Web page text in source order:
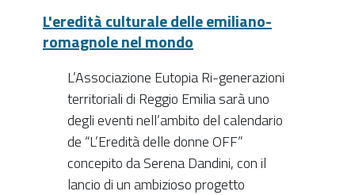
L'eredità culturale delle emiliano-
romagnole nel mondo
L’Associazione Eutopia Ri-generazioni
territoriali di Reggio Emilia sarà uno
degli eventi nell’ambito del calendario
de “L’Eredità delle donne OFF”
concepito da Serena Dandini, con il
lancio di un ambizioso progetto